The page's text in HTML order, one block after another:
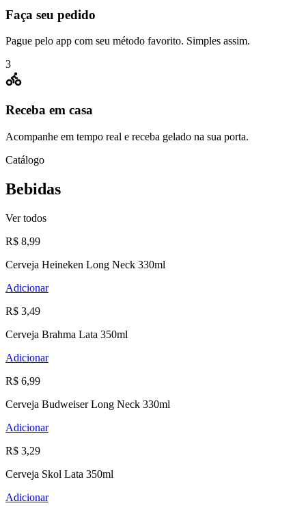
Faça seu pedido
Pague pelo app com seu método favorito. Simples assim.
3
Receba em casa
Acompanhe em tempo real e receba gelado na sua porta.
Catálogo
Bebidas
Ver todos
R$ 8,99
Cerveja Heineken Long Neck 330ml
Adicionar
R$ 3,49
Cerveja Brahma Lata 350ml
Adicionar
R$ 6,99
Cerveja Budweiser Long Neck 330ml
Adicionar
R$ 3,29
Cerveja Skol Lata 350ml
Adicionar